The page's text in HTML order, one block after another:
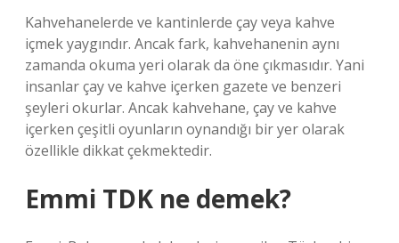
Kahvehanelerde ve kantinlerde çay veya kahve
içmek yaygındır. Ancak fark, kahvehanenin aynı
zamanda okuma yeri olarak da öne çıkmasıdır. Yani
insanlar çay ve kahve içerken gazete ve benzeri
şeyleri okurlar. Ancak kahvehane, çay ve kahve
içerken çeşitli oyunların oynandığı bir yer olarak
özellikle dikkat çekmektedir.
Emmi TDK ne demek?